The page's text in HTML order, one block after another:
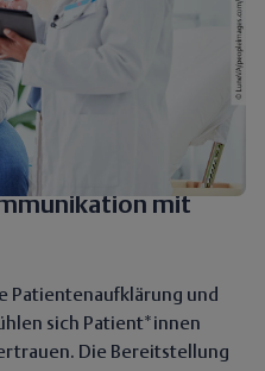
mit
Patientenaufklärung und
sich Patient*innen
Die Bereitstellung